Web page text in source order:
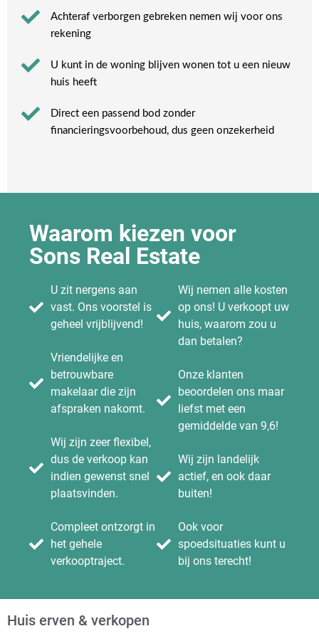
Achteraf verborgen gebreken nemen wij voor ons
rekening​
U kunt in de woning blijven wonen tot u een nieuw
huis heeft​
Direct een passend bod zonder
financieringsvoorbehoud, dus geen onzekerheid​
Waarom kiezen voor
Sons Real Estate
U zit nergens aan
vast. Ons voorstel is
geheel vrijblijvend!
Vriendelijke en
betrouwbare
makelaar die zijn
afspraken nakomt.
Wij zijn zeer flexibel,
dus de verkoop kan
indien gewenst snel
plaatsvinden.
Compleet ontzorgt in
het gehele
verkooptraject.
Wij nemen alle kosten
op ons! U verkoopt uw
huis, waarom zou u
dan betalen?
Onze klanten
beoordelen ons maar
liefst met een
gemiddelde van 9,6!
Wij zijn landelijk
actief, en ook daar
buiten!
Ook voor
spoedsituaties kunt u
bij ons terecht!
Huis erven & verkopen